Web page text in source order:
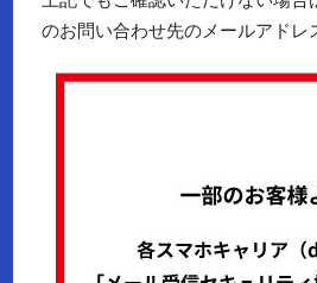
のお問い合わせ先のメールアドレ